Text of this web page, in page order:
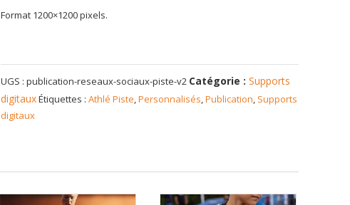
Format 1200×1200 pixels.
UGS :publication-reseaux-sociaux-piste-v2 Catégorie :Supports
digitauxÉtiquettes :Athlé Piste,Personnalisés,Publication, Supports
digitaux